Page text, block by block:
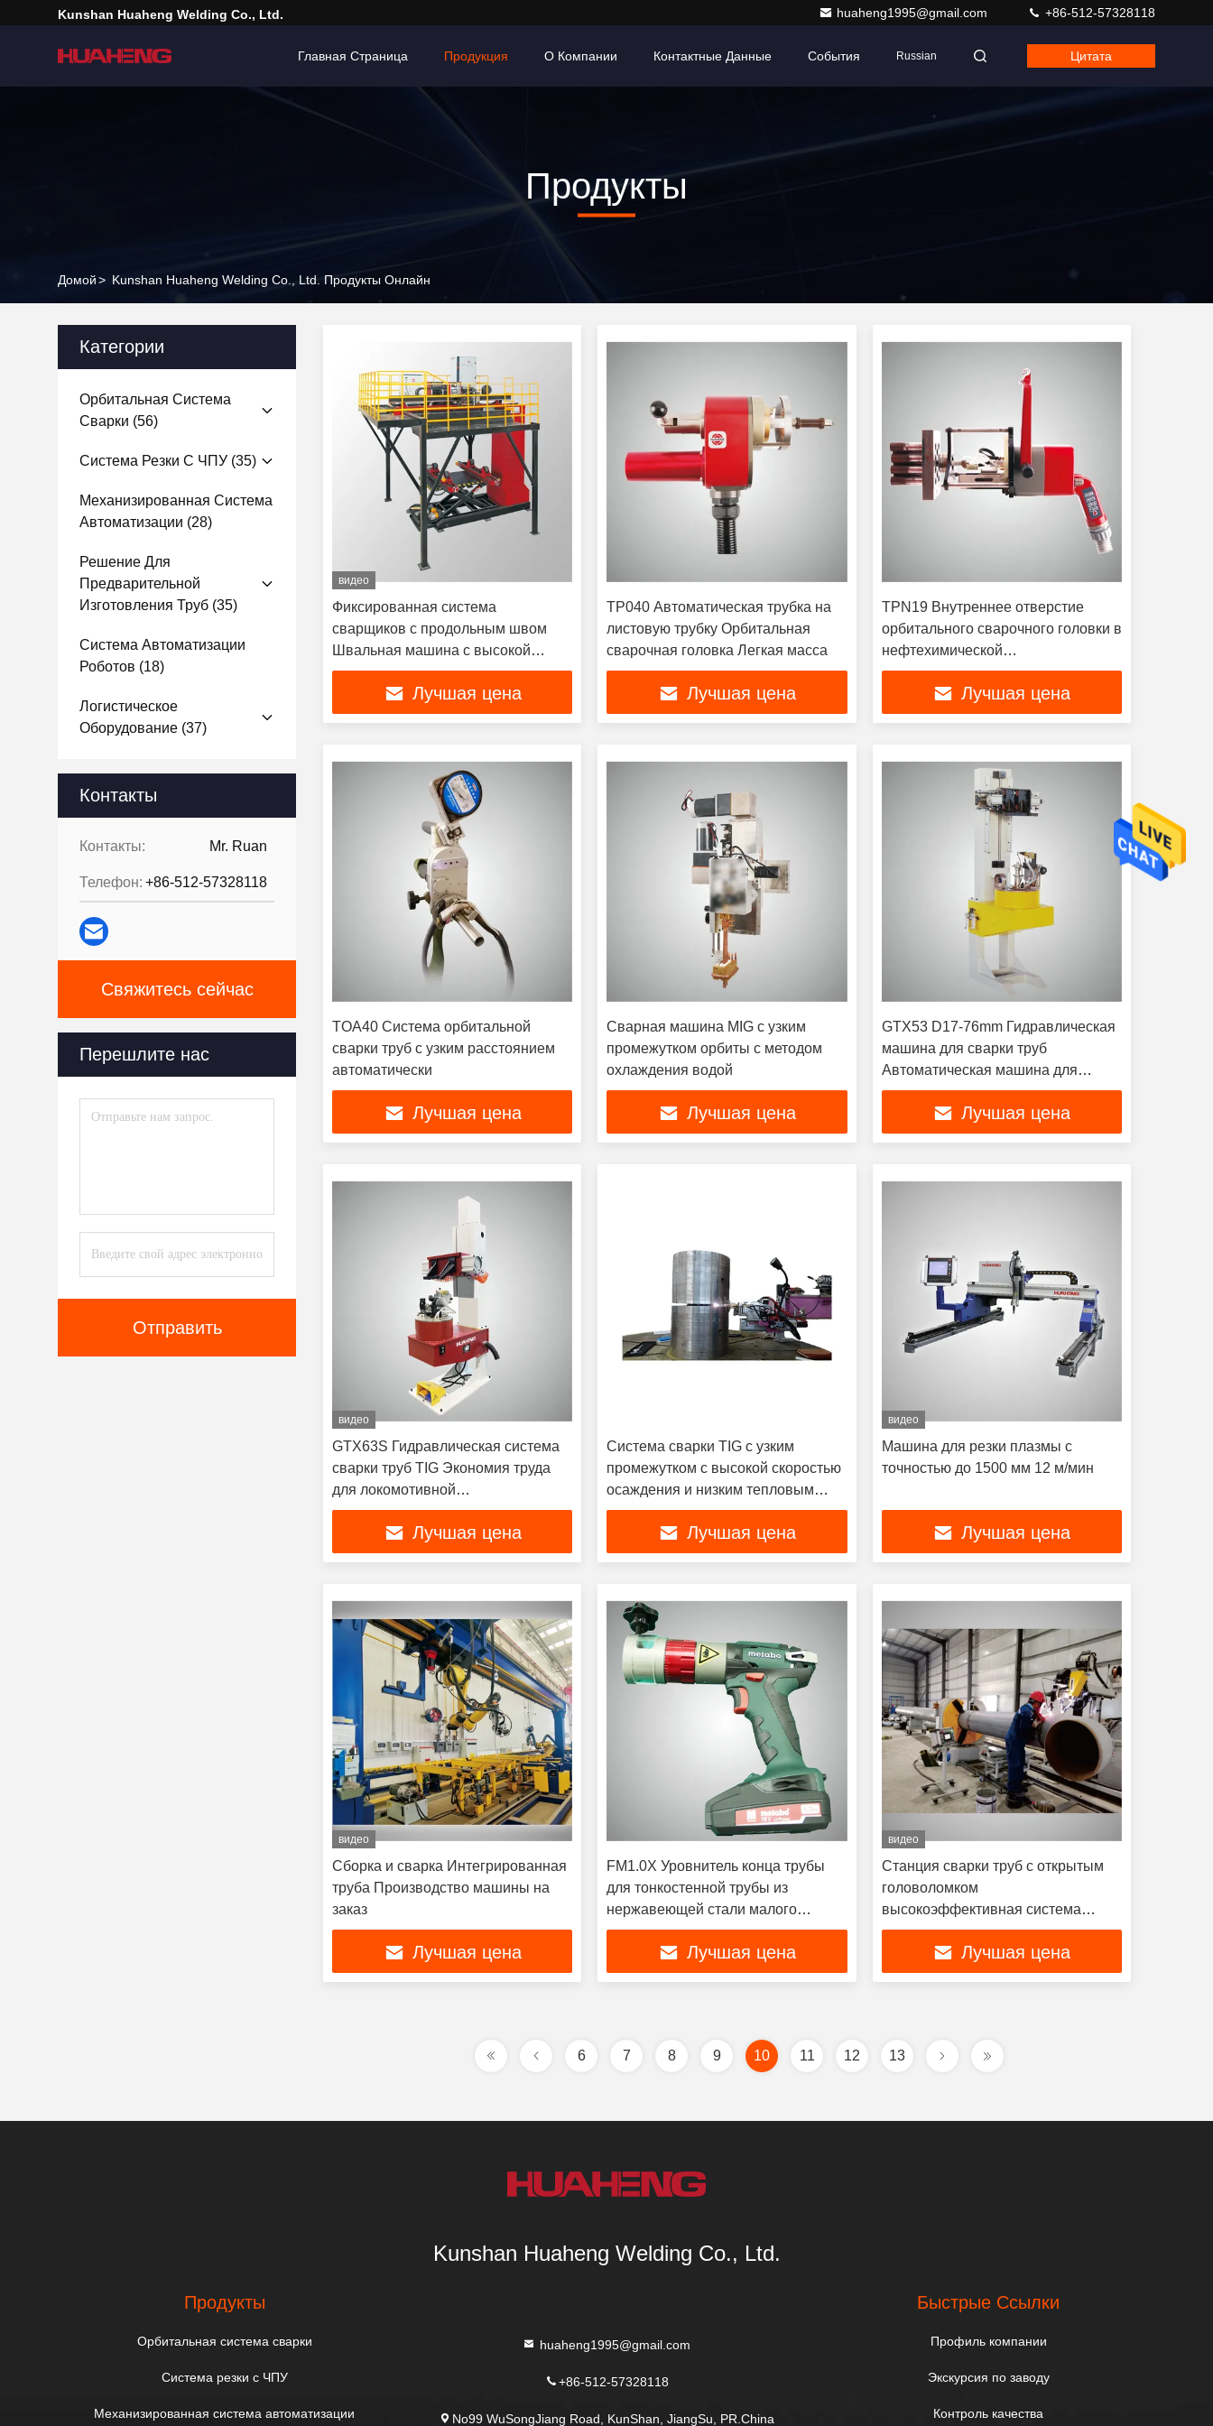
Kunshan Huaheng Welding Co., Ltd. huaheng1995@gmail.com +86-512-57328118
Главная Страница Продукция О Компании Контактные Данные События Russian Цитата
Продукты
Домой> Kunshan Huaheng Welding Co., Ltd. Продукты Онлайн
Категории
Орбитальная Система
Сварки (56)
Система Резки С ЧПУ (35)
Механизированная Система
Автоматизации (28)
Решение Для
Предварительной
Изготовления Труб (35)
Система Автоматизации
Роботов (18)
Логистическое
Оборудование (37)
Контакты
Контакты: Mr. Ruan
Телефон: +86-512-57328118
Свяжитесь сейчас
Перешлите нас
Отправить
видео
Фиксированная система
сварщиков с продольным швом
Швальная машина с высокой
производительностью
Лучшая цена
TP040 Автоматическая трубка на
листовую трубку Орбитальная
сварочная головка Легкая масса
Лучшая цена
TPN19 Внутреннее отверстие
орбитального сварочного головки в
нефтехимической
промышленности
Лучшая цена
TOA40 Система орбитальной
сварки труб с узким расстоянием
автоматически
Лучшая цена
Сварная машина MIG с узким
промежутком орбиты с методом
охлаждения водой
Лучшая цена
GTX53 D17-76mm Гидравлическая
машина для сварки труб
Автоматическая машина для
сварки труб
Лучшая цена
видео
GTX63S Гидравлическая система
сварки труб TIG Экономия труда
для локомотивной
промышленности
Лучшая цена
Система сварки TIG с узким
промежутком с высокой скоростью
осаждения и низким тепловым
входом
Лучшая цена
видео
Машина для резки плазмы с
точностью до 1500 мм 12 м/мин
Лучшая цена
видео
Сборка и сварка Интегрированная
труба Производство машины на
заказ
Лучшая цена
FM1.0X Уровнитель конца трубы
для тонкостенной трубы из
нержавеющей стали малого
диаметра
Лучшая цена
видео
Станция сварки труб с открытым
головоломком
высокоэффективная система
сварки труб
Лучшая цена
6 7 8 9 10 11 12 13
Kunshan Huaheng Welding Co., Ltd.
Продукты
Орбитальная система сварки
Система резки с ЧПУ
Механизированная система автоматизации
huaheng1995@gmail.com
+86-512-57328118
No99 WuSongJiang Road, KunShan, JiangSu, PR.China
Быстрые Ссылки
Профиль компании
Экскурсия по заводу
Контроль качества